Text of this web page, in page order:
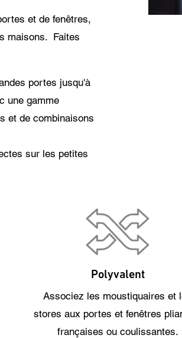
et de fenêtres,
maisons. Faites
portes jusqu'à
une gamme
et de combinaisons
sur les petites
Polyvalent
Associez les moustiquaires et
stores aux portes et fenêtres
françaises ou coulissantes.